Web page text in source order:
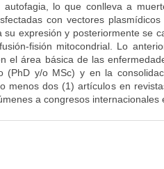
autofagia, lo que conlleva a
con vectores
su expresión y posteriormente se
fisión mitocondrial. Lo
el área básica de las
(PhD y/o MSc) y en la
menos dos (1) artículos en
a congresos internacionales